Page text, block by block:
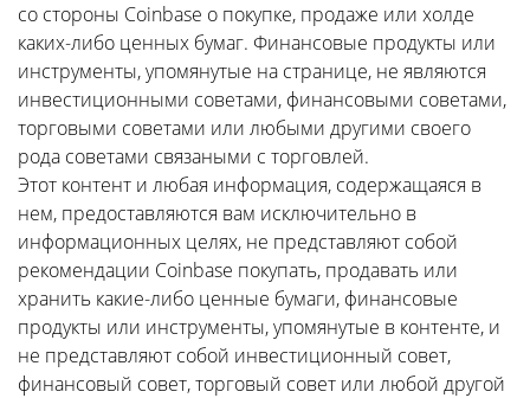
со стороны Coinbase о покупке, продаже или холде
каких-либо ценных бумаг. Финансовые продукты или
инструменты, упомянутые на странице, не являются
инвестиционными советами, финансовыми советами,
торговыми советами или любыми другими своего
рода советами связаными с торговлей.
Этот контент и любая информация, содержащаяся в
нем, предоставляются вам исключительно в
информационных целях, не представляют собой
рекомендации Coinbase покупать, продавать или
хранить какие-либо ценные бумаги, финансовые
продукты или инструменты, упомянутые в контенте, и
не представляют собой инвестиционный совет,
финансовый совет, торговый совет или любой другой